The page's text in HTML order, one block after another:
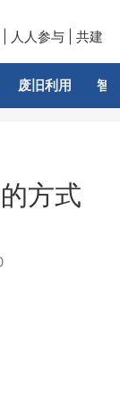
人人参与 | 共建
废旧利用 智
方式